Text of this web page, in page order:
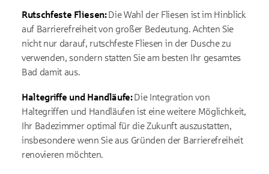
Rutschfeste Fliesen:Die Wahl der Fliesen ist im Hinblick
auf Barrierefreiheit von großer Bedeutung. Achten Sie
nicht nur darauf, rutschfeste Fliesen in der Dusche zu
verwenden, sondern statten Sie am besten Ihr gesamtes
Bad damit aus.
Haltegriffe und Handläufe:Die Integration von
Haltegriffen und Handläufen ist eine weitere Möglichkeit,
Ihr Badezimmer optimal für die Zukunft auszustatten,
insbesondere wenn Sie aus Gründen der Barrierefreiheit
renovieren möchten.